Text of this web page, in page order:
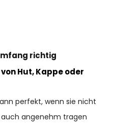
richtig
Hut, Kappe oder
perfekt, wenn sie nicht
angenehm tragen